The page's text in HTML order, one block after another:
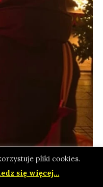
pliki cookies.
się więcej...